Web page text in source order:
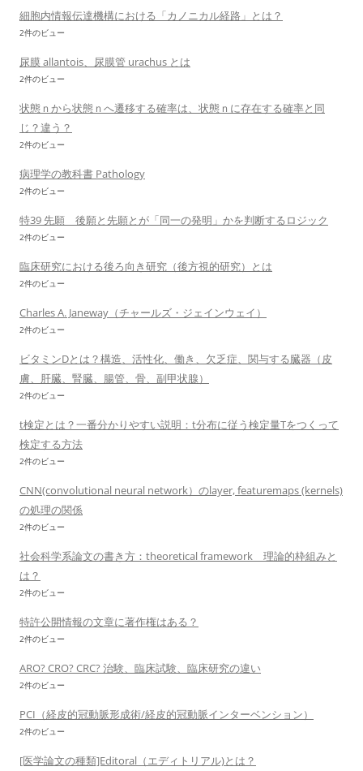
細胞内情報伝達機構における「カノニカル経路」とは？
2件のビュー
尿膜 allantois、尿膜管 urachus とは
2件のビュー
状態ｎから状態ｎへ遷移する確率は、状態ｎに存在する確率と同
じ？違う？
2件のビュー
病理学の教科書 Pathology
2件のビュー
特39 先願 後願と先願とが「同一の発明」かを判断するロジック
2件のビュー
臨床研究における後ろ向き研究（後方視的研究）とは
2件のビュー
Charles A. Janeway（チャールズ・ジェインウェイ）
2件のビュー
ビタミンDとは？構造、活性化、働き、欠乏症、関与する臓器（皮
膚、肝臓、腎臓、腸管、骨、副甲状腺）
2件のビュー
t検定とは？一番分かりやすい説明：t分布に従う検定量Tをつくって
検定する方法
2件のビュー
CNN(convolutional neural network）のlayer, featuremaps (kernels)
の処理の関係
2件のビュー
社会科学系論文の書き方：theoretical framework 理論的枠組みと
は？
2件のビュー
特許公開情報の文章に著作権はある？
2件のビュー
ARO? CRO? CRC? 治験、臨床試験、臨床研究の違い
2件のビュー
PCI（経皮的冠動脈形成術/経皮的冠動脈インターベンション）
2件のビュー
[医学論文の種類]Editoral（エディトリアル)とは？